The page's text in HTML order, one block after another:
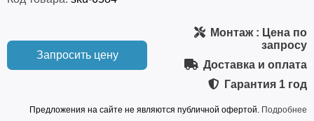
Запросить цену
Монтаж: Цена по
запросу
Доставка и оплата
Гарантия 1 год
Предложения на сайте не являются публичной офертой. Подробнее